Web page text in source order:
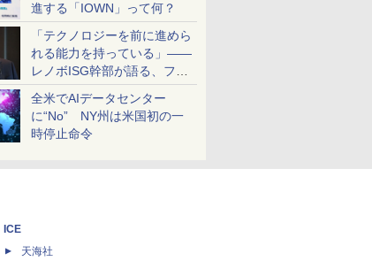
進する「IOWN」って何？
「テクノロジーを前に進めら
れる能力を持っている」――
レノボISG幹部が語る、フル
スタックと水冷技術の強み
全米でAIデータセンター
に“No” NY州は米国初の一
時停止命令
ICE
天海社